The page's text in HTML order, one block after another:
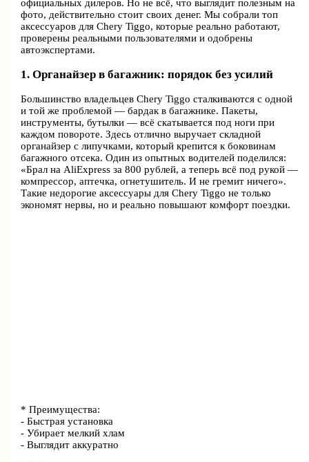
официальных дилеров. Но не всё, что выглядит полезным на
фото, действительно стоит своих денег. Мы собрали топ
аксессуаров для Chery Tiggo, которые реально работают,
проверены реальными пользователями и одобрены
автоэкспертами.
1. Органайзер в багажник: порядок без усилий
Большинство владельцев Chery Tiggo сталкиваются с одной
и той же проблемой — бардак в багажнике. Пакеты,
инструменты, бутылки — всё скатывается под ноги при
каждом повороте. Здесь отлично выручает складной
органайзер с липучками, который крепится к боковинам
багажного отсека. Один из опытных водителей поделился:
«Брал на AliExpress за 800 рублей, а теперь всё под рукой —
компрессор, аптечка, огнетушитель. И не гремит ничего».
Такие недорогие аксессуары для Chery Tiggo не только
экономят нервы, но и реально повышают комфорт поездки.
* Преимущества:
- Быстрая установка
- Убирает мелкий хлам
- Выглядит аккуратно